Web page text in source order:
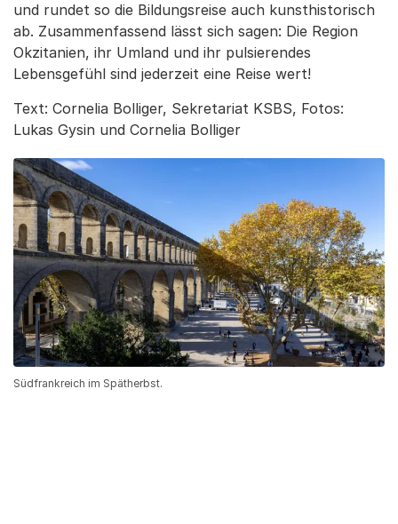
und rundet so die Bildungsreise auch kunsthistorisch
ab. Zusammenfassend lässt sich sagen: Die Region
Okzitanien, ihr Umland und ihr pulsierendes
Lebensgefühl sind jederzeit eine Reise wert!
Text: Cornelia Bolliger, Sekretariat KSBS, Fotos:
Lukas Gysin und Cornelia Bolliger
Südfrankreich im Spätherbst.